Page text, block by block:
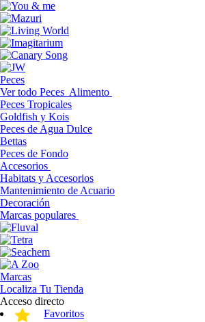
Peces
Ver todo Peces Alimento
Peces Tropicales
Goldfish y Kois
Peces de Agua Dulce
Bettas
Peces de Fondo
Accesorios
Habitats y Accesorios
Mantenimiento de Acuario
Decoración
Marcas populares
Marcas
Localiza Tu Tienda
Acceso directo
Favoritos